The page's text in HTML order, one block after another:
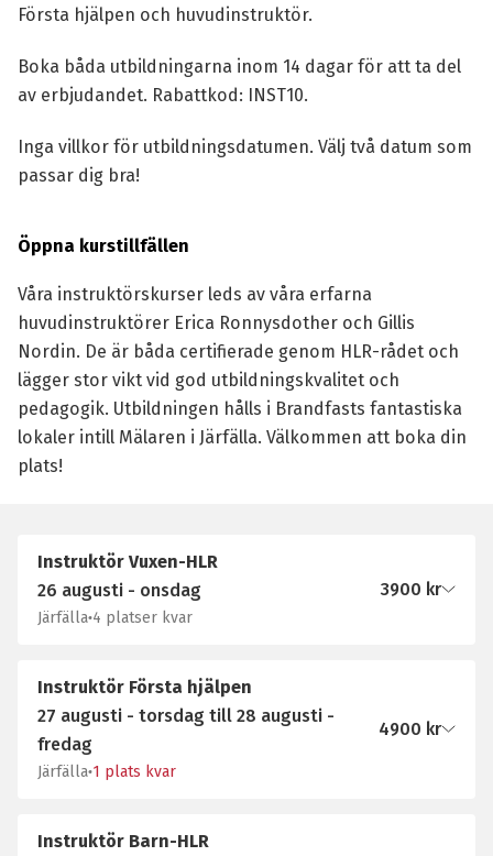
Första hjälpen och huvudinstruktör.
Boka båda utbildningarna inom 14 dagar för att ta del
av erbjudandet. Rabattkod: INST10.
Inga villkor för utbildningsdatumen. Välj två datum som
passar dig bra!
Öppna kurstillfällen
Våra instruktörskurser leds av våra erfarna
huvudinstruktörer Erica Ronnysdother och Gillis
Nordin. De är båda certifierade genom HLR-rådet och
lägger stor vikt vid god utbildningskvalitet och
pedagogik. Utbildningen hålls i Brandfasts fantastiska
lokaler intill Mälaren i Järfälla. Välkommen att boka din
plats!
Instruktör Vuxen-HLR
26 augusti - onsdag
Järfälla 4 platser kvar
3900 kr
Instruktör Första hjälpen
27 augusti - torsdag till 28 augusti -
fredag
Järfälla 1 plats kvar
4900 kr
Instruktör Barn-HLR